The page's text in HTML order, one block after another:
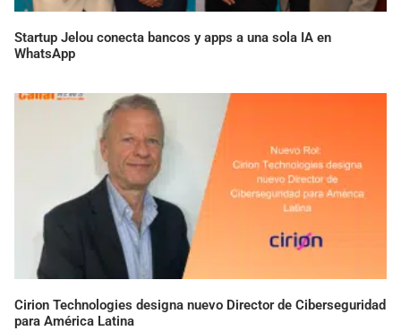
Startup Jelou conecta bancos y apps a una sola IA en
WhatsApp
Cirion Technologies designa nuevo Director de Ciberseguridad
para América Latina